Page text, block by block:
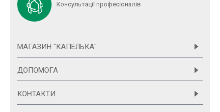
Консультації професіоналів
МАГАЗИН "КАПЕЛЬКА"
ДОПОМОГА
КОНТАКТИ